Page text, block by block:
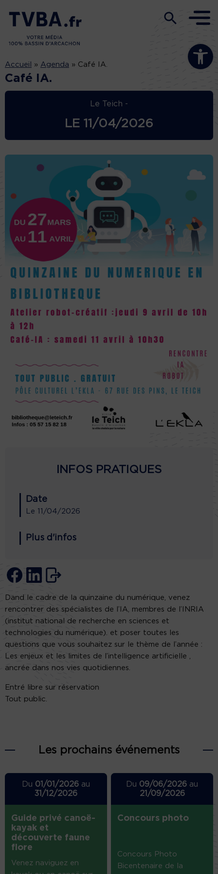
Ouvrir la
Accueil » Agenda » Café IA.
Café IA.
Le Teich -
LE 11/04/2026
INFOS PRATIQUES
Date
Le 11/04/2026
Plus d'infos
Dand le cadre de la quinzaine du numérique, venez
rencontrer des spécialistes de l’IA, membres de l’INRIA
(institut national de recherche en sciences et
technologies du numérique). et poser toutes les
questions que vous souhaitez sur le thème de l’année :
Les enjeux et les limites de l’intelligence artificielle ,
ancrée dans nos vies quotidiennes.
Entré libre sur réservation
Tout public.
Les prochains événements
Du 01/01/2026au
31/12/2026
Guide privé canoë-
kayak et
découverte faune
flore
Venez naviguez en
Du 09/06/2026 au
21/09/2026
Concours photo
Concours Photo
Bicentenaire de la